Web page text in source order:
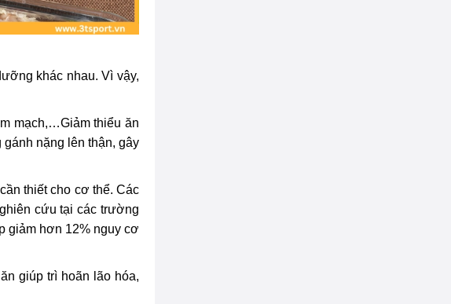
khác nhau. Vì vậy,
mạch,…Giảm thiểu ăn
nặng lên thận, gây
thiết cho cơ thể. Các
cứu tại các trường
giảm hơn 12% nguy cơ
giúp trì hoãn lão hóa,